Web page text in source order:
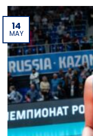
14
MAY